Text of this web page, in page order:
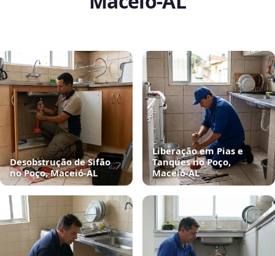
Desobstrução de Sifão
no Poço, Maceió‑AL
Liberação em Pias e
Tanques no Poço,
Maceió‑AL